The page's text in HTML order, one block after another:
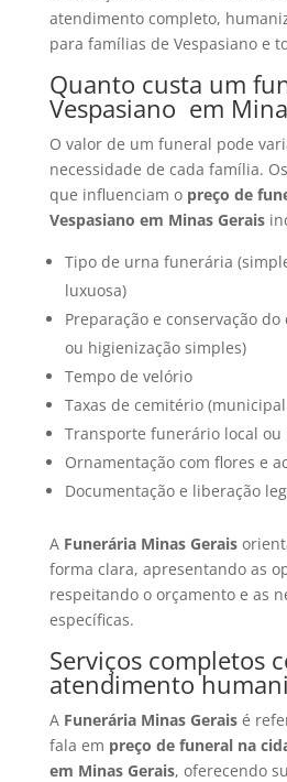
atendimento completo,
para famílias de Vespasiano e
Quanto custa um
Vespasiano em
O valor de um funeral pode
necessidade de cada família.
que influenciam o preço de
Vespasiano em Minas Gerais
Tipo de urna funerária
luxuosa)
Preparação e conservação
ou higienização simples)
Tempo de velório
Taxas de cemitério
Transporte funerário local ou
Ornamentação com flores e
Documentação e liberação
A Funerária Minas Gerais
forma clara, apresentando as
respeitando o orçamento e as
específicas.
Serviços completos
atendimento
A Funerária Minas Geraisé
fala em preço de funeral na
em Minas Gerais, oferecendo